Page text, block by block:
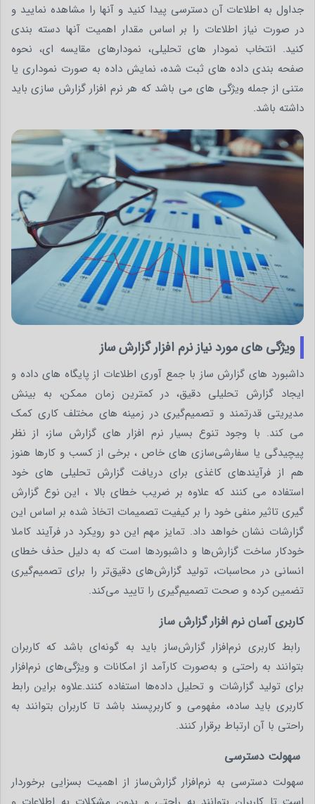
جداول به اطلاعات آن دسترسی پیدا کنید و آنها را مشاهده نمایید و
در صورت نیاز اطلاعات را بر اساس مقدار اهمیت آنها دسته بندی
کنید. انتخاب نمودار های تحلیلی، نمودارهای مقایسه ای، نحوه
صفحه بندی داده های ثبت شده، نمایش داده به صورت نموداری یا
متنی از جمله ویژگی های می باشد که هر نرم افزار گزارش سازی باید
داشته باشد.
ویژگی های مورد نیاز نرم افزار گزارش ساز
داشبورد های گزارش ساز با جمع آوری اطلاعات از پایگاه های داده و
ایجاد گزارش‌ تحلیلی دقیق، در کمترین زمان ممکن، به بینش
مدیریتی قدرتمند و تصمیم‌گیری در زمینه های مختلف کاری کمک
می کند. با وجود تنوع بسیار نرم افزار های گزارش ساز، از نظر
پیچیدگی یا سفارشی‌سازی های خاص ، برخی از کسب و کارها هنوز
هم از فرآیندهای کاغذی برای دریافت گزارش تحلیلی های خود
استفاده می کنند که علاوه بر ضریب خطای بالا ، این نوع گزارش
گیری تاثیر منفی خود را بر کیفیت تصمیمات اتخاذ شده بر اساس این
گزارشات نشان خواهد داد. تمایز مهم این دو رویکرد در فرآیند کاملا
خودکار ساخت گزارش‌ها و داشبوردها است که به دلیل حذف خطای
انسانی در محاسبات، تولید گزارش‌های دقیق‌تر را برای تصمیم‌گیری
تضمین کرده و صحت تصمیم‌گیری را تایید می‌کند.
کاربری آسان نرم افزار گزارش ساز
رابط کاربری نرم‌افزار گزارش‌ساز باید به گونه‌ای باشد که کاربران
بتوانند به راحتی و به‌صورت کارآمد از امکانات و ویژگی‌های نرم‌افزار
برای تولید گزارشات و تحلیل داده‌ها استفاده کنند.علاوه براین رابط
کاربری باید ساده، مفهومی و کاربرپسند باشد تا کاربران بتوانند به
راحتی با آن ارتباط برقرار کنند.
سهولت دسترسی
سهولت دسترسی به نرم‌افزار گزارش‌ساز از اهمیت بسزایی برخوردار